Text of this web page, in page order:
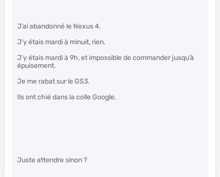
J’ai abandonné le Nexus 4.
J’y étais mardi à minuit, rien.
J’y étais mardi à 9h, et impossible de commander jusqu’à
épuisement.
Je me rabat sur le GS3.
Ils ont chié dans la colle Google.
Juste attendre sinon ?